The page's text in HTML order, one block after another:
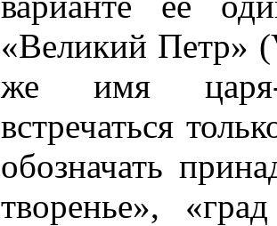
«Великий Петр»
же имя царя-
встречаться
обозначать
творенье»,